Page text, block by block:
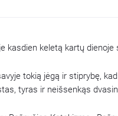
kasdien keletą kartų
tokią jėgą ir stiprybę,
tyras ir neišsenkąs